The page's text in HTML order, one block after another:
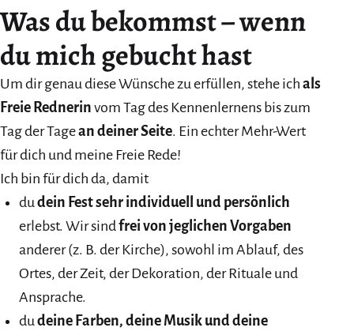
Was du bekommst – wenn
du mich gebucht hast
Um dir genau diese Wünsche zu erfüllen, stehe ich als
Freie Rednerin vom Tag des Kennenlernens bis zum
Tag der Tagean deiner Seite. Ein echter Mehr-Wert
für dich und meine Freie Rede!
Ich bin für dich da, damit
dudein Fest sehr individuell und persönlich
erlebst. Wir sindfrei von jeglichen Vorgaben
anderer (z. B. der Kirche), sowohl im Ablauf, des
Ortes, der Zeit, der Dekoration, der Rituale und
Ansprache.
dudeine Farben, deine Musik und deine